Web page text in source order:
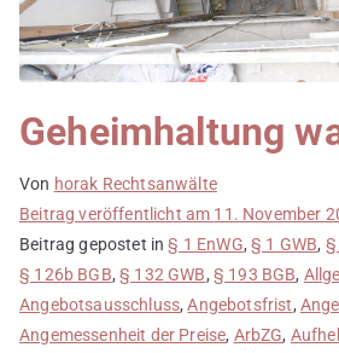
Geheimhaltung
Von horak Rechtsanwälte
Beitrag veröffentlicht am 11. November
Beitrag gepostet in§ 1 EnWG,§ 1 GWB, §
§ 126b BGB,§ 132 GWB, § 193 BGB,
Angebotsausschluss,Angebotsfrist,
Angemessenheit der Preise, ArbZG,